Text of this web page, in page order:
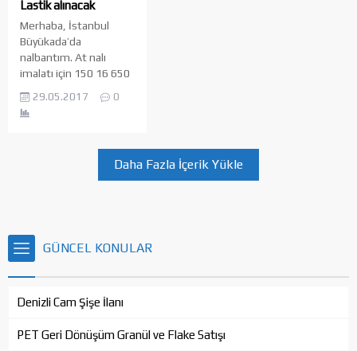
Lastik alınacak
Merhaba, İstanbul
Büyükada’da
nalbantım. At nalı
imalatı için 150 16 650
çıkartıyorum. Gerekirse
bulunduğunuz yerden
Telefon numaram:
29.05.2017 0
Daha Fazla İçerik Yükle
GÜNCEL KONULAR
Denizli Cam Şişe İlanı
PET Geri Dönüşüm Granül ve Flake Satışı